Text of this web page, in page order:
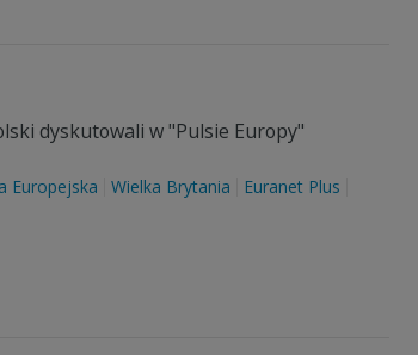
dyskutowali w "Pulsie Europy"
Europejska Wielka Brytania Euranet Plus